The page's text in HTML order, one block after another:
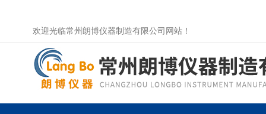
欢迎光临常州朗博仪器制造有限公司网站！